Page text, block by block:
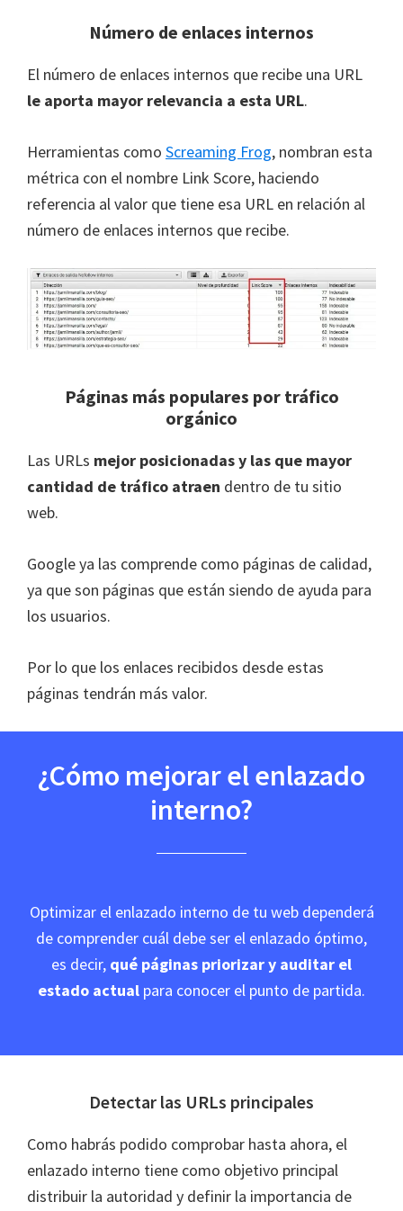
Número de enlaces internos
El número de enlaces internos que recibe una URL
le aporta mayor relevancia a esta URL.
Herramientas como Screaming Frog, nombran esta
métrica con el nombre Link Score, haciendo
referencia al valor que tiene esa URL en relación al
número de enlaces internos que recibe.
Páginas más populares por tráfico
orgánico
Las URLs mejor posicionadas y las que mayor
cantidad de tráfico atraen dentro de tu sitio
web.
Google ya las comprende como páginas de calidad,
ya que son páginas que están siendo de ayuda para
los usuarios.
Por lo que los enlaces recibidos desde estas
páginas tendrán más valor.
¿Cómo mejorar el enlazado
interno?
Optimizar el enlazado interno de tu web dependerá
de comprender cuál debe ser el enlazado óptimo,
es decir, qué páginas priorizar y auditar el
estado actual para conocer el punto de partida.
Detectar las URLs principales
Como habrás podido comprobar hasta ahora, el
enlazado interno tiene como objetivo principal
distribuir la autoridad y definir la importancia de